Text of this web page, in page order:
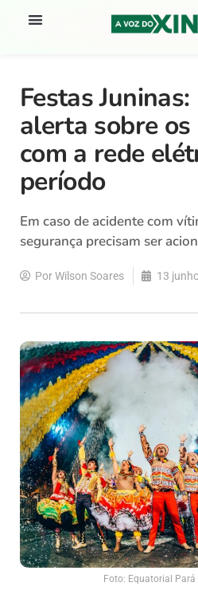
Festas
alerta sobre os
com a rede
período
Em caso de acidente com
segurança precisam ser
PorWilson Soares 13
Foto: Equatorial